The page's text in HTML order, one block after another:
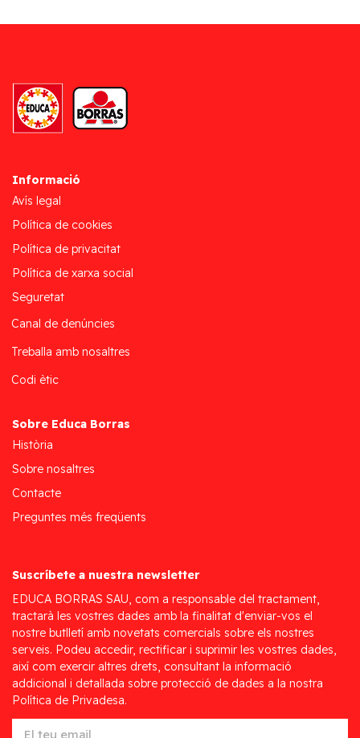
Informació
Avís legal
Política de cookies
Política de privacitat
Política de xarxa social
Seguretat
Canal de denúncies
Treballa amb nosaltres
Codi ètic
Sobre Educa Borras
Història
Sobre nosaltres
Contacte
Preguntes més freqüents
Suscríbete a nuestra newsletter
EDUCA BORRAS SAU, com a responsable del tractament,
tractarà les vostres dades amb la finalitat d'enviar-vos el
nostre butlletí amb novetats comercials sobre els nostres
serveis. Podeu accedir, rectificar i suprimir les vostres dades,
així com exercir altres drets, consultant la informació
addicional i detallada sobre protecció de dades a la nostra
Política de Privadesa.